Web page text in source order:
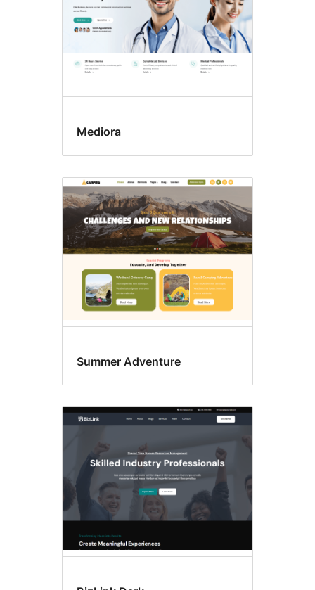
Mediora
Summer Adventure